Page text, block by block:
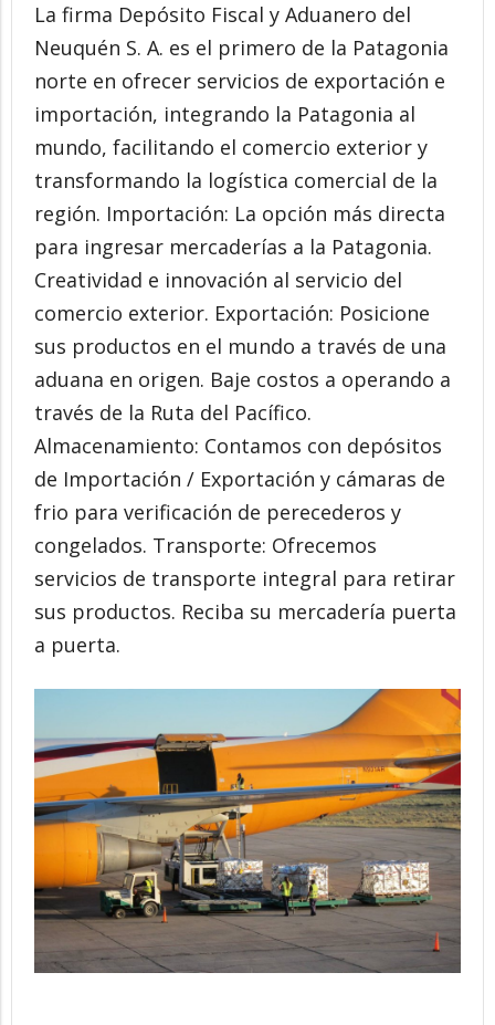
La firma Depósito Fiscal y Aduanero del
Neuquén S. A. es el primero de la Patagonia
norte en ofrecer servicios de exportación e
importación, integrando la Patagonia al
mundo, facilitando el comercio exterior y
transformando la logística comercial de la
región. Importación: La opción más directa
para ingresar mercaderías a la Patagonia.
Creatividad e innovación al servicio del
comercio exterior. Exportación: Posicione
sus productos en el mundo a través de una
aduana en origen. Baje costos a operando a
través de la Ruta del Pacífico.
Almacenamiento: Contamos con depósitos
de Importación / Exportación y cámaras de
frio para verificación de perecederos y
congelados. Transporte: Ofrecemos
servicios de transporte integral para retirar
sus productos. Reciba su mercadería puerta
a puerta.